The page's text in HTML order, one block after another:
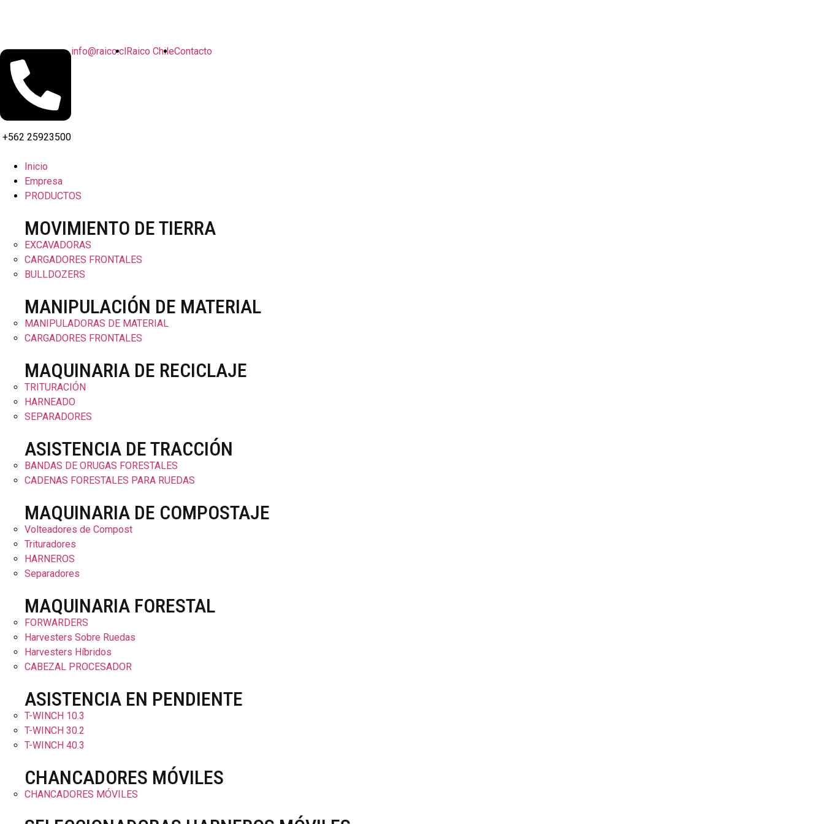
+562 25923500
info@raico.clRaico ChileContacto
Inicio
Empresa
PRODUCTOS
MOVIMIENTO DE TIERRA
EXCAVADORAS
CARGADORES FRONTALES
BULLDOZERS
MANIPULACIÓN DE MATERIAL
MANIPULADORAS DE MATERIAL
CARGADORES FRONTALES
MAQUINARIA DE RECICLAJE
TRITURACIÓN
HARNEADO
SEPARADORES
ASISTENCIA DE TRACCIÓN
BANDAS DE ORUGAS FORESTALES
CADENAS FORESTALES PARA RUEDAS
MAQUINARIA DE COMPOSTAJE
Volteadores de Compost
Trituradores
HARNEROS
Separadores
MAQUINARIA FORESTAL
FORWARDERS
Harvesters Sobre Ruedas
Harvesters Híbridos
CABEZAL PROCESADOR
ASISTENCIA EN PENDIENTE
T-WINCH 10.3
T-WINCH 30.2
T-WINCH 40.3
CHANCADORES MÓVILES
CHANCADORES MÓVILES